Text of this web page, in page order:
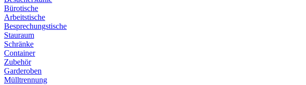
Bürotische
Arbeitstische
Besprechungstische
Stauraum
Schränke
Container
Zubehör
Garderoben
Mülltrennung